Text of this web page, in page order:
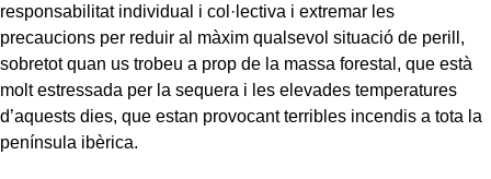
responsabilitat individual i col·lectiva i extremar les
precaucions per reduir al màxim qualsevol situació de perill,
sobretot quan us trobeu a prop de la massa forestal, que està
molt estressada per la sequera i les elevades temperatures
d’aquests dies, que estan provocant terribles incendis a tota la
península ibèrica.